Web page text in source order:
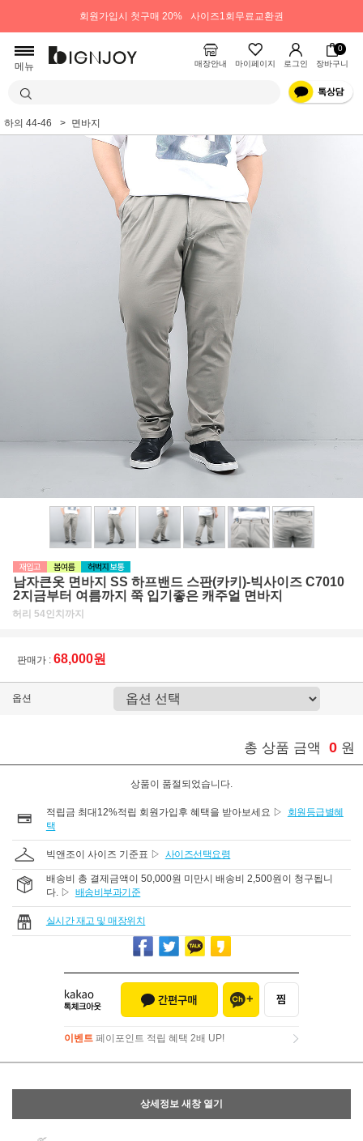
회원가입시 첫구매 20% 사이즈1회무료교환권
메뉴 매장안내 마이페이지 로그인
0
장바구니
하의 44-46 면바지
남자큰옷 면바지 SS 하프밴드 스판(카키)-빅사이즈 C7010
2지금부터 여름까지 쭉 입기좋은 캐주얼 면바지
허리 54인치까지
판매가 : 68,000원
옵션
총 상품 금액 0 원
상품이 품절되었습니다.
적립금 최대12%적립 회원가입후 혜택을 받아보세요 ▷
회원등급별혜
택
빅앤조이 사이즈 기준표 ▷ 사이즈선택요령
배송비 총 결제금액이 50,000원 미만시 배송비 2,500원이 청구됩니
다. ▷ 배송비부과기준
실시간 재고 및 매장위치
이벤트 페이포인트 적립 혜택 2배 UP!
이벤트페이포인트 적립 혜택 2배 UP!
상세정보 새창 열기